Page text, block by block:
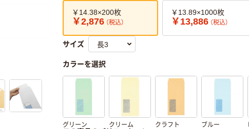
￥14.38×200枚
￥2,876 （税込）
￥13.89×1000枚
￥13,886 （税込）
サイズ
カラーを選択
グリーン クリーム クラフト ブルー